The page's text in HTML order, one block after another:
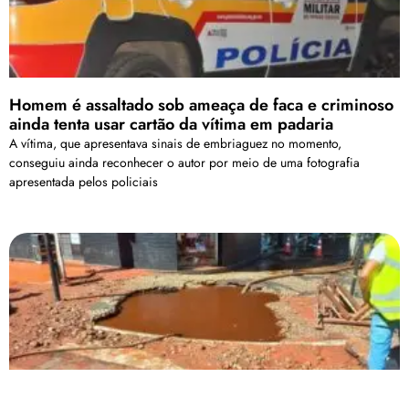
Homem é assaltado sob ameaça de faca e criminoso
ainda tenta usar cartão da vítima em padaria
A vítima, que apresentava sinais de embriaguez no momento,
conseguiu ainda reconhecer o autor por meio de uma fotografia
apresentada pelos policiais